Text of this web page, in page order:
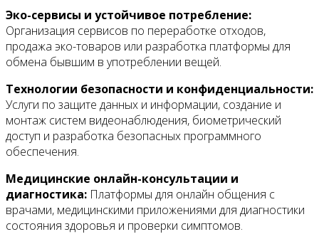
Эко-сервисы и устойчивое потребление:
Организация сервисов по переработке отходов,
продажа эко-товаров или разработка платформы для
обмена бывшим в употреблении вещей.
Технологии безопасности и конфиденциальности:
Услуги по защите данных и информации, создание и
монтаж систем видеонаблюдения, биометрический
доступ и разработка безопасных программного
обеспечения.
Медицинские онлайн-консультации и
диагностика: Платформы для онлайн общения с
врачами, медицинскими приложениями для диагностики
состояния здоровья и проверки симптомов.